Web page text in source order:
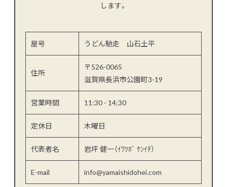
します。
屋号 うどん馳走 山石土平
住所
〒526-0065
滋賀県長浜市公園町3-19
営業時間 11:30 - 14:30
定休日 木曜日
代表者名 岩坪 健一（ｲﾜﾂﾎﾞ ｹﾝｲﾁ）
E-mail info@yamaishidohei.com